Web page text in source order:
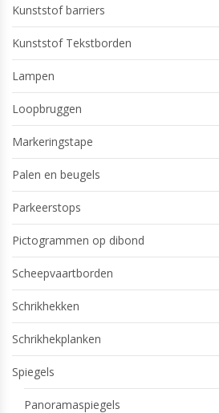
Kunststof barriers
Kunststof Tekstborden
Lampen
Loopbruggen
Markeringstape
Palen en beugels
Parkeerstops
Pictogrammen op dibond
Scheepvaartborden
Schrikhekken
Schrikhekplanken
Spiegels
Panoramaspiegels